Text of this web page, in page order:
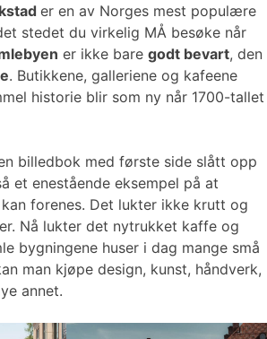
er en av Norges mest populære
stedet du virkelig MÅ besøke når
er ikke bare godt bevart, den
. Butikkene, galleriene og kafeene
historie blir som ny når 1700-tallet
billedbok med første side slått opp
et enestående eksempel på at
forenes. Det lukter ikke krutt og
Nå lukter det nytrukket kaffe og
bygningene huser i dag mange små
man kjøpe design, kunst, håndverk,
annet.